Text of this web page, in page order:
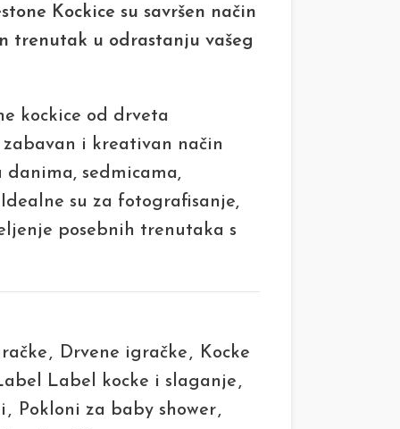
Kockice su savršen način
trenutak u odrastanju vašeg
kockice od drveta
i kreativan način
sedmicama,
su za fotografisanje,
posebnih trenutaka s
, Drvene igračke , Kocke
Label kocke i slaganje ,
, Pokloni za baby shower,